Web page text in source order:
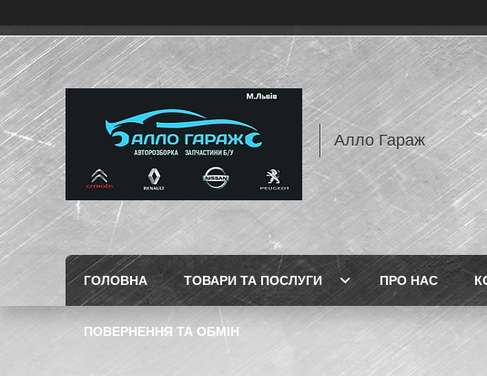
Алло Гараж
ГОЛОВНА ТОВАРИ ТА ПОСЛУГИ ПРО НАС
ПОВЕРНЕННЯ ТА ОБМІН